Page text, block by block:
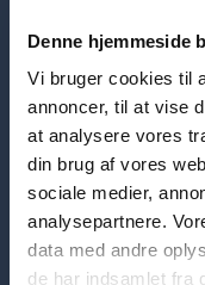
Denne hjemmeside
Vi bruger cookies til
annoncer, til at vise
at analysere vores
din brug af vores
sociale medier,
analysepartnere.
data med andre
de har indsamlet fra